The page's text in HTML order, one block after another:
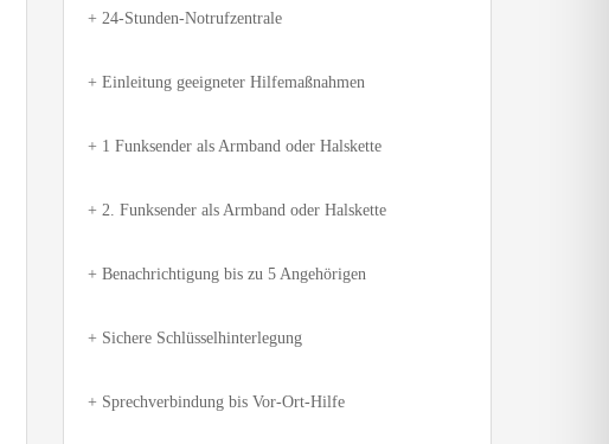
+ 24-Stunden-Notrufzentrale
+ Einleitung geeigneter Hilfemaßnahmen
+ 1 Funksender als Armband oder Halskette
+ 2. Funksender als Armband oder Halskette
+ Benachrichtigung bis zu 5 Angehörigen
+ Sichere Schlüsselhinterlegung
+ Sprechverbindung bis Vor-Ort-Hilfe